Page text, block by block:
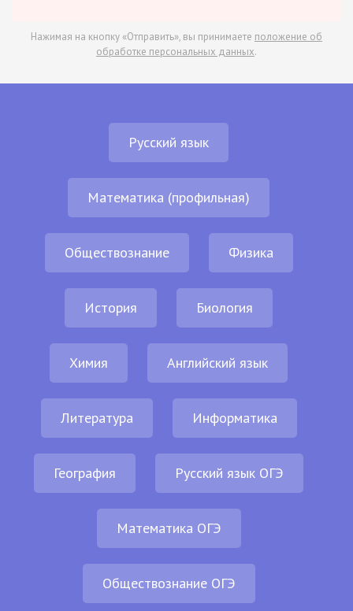
Нажимая на кнопку «Отправить», вы принимаете положение об
обработке персональных данных.
Русский язык
Математика (профильная)
Обществознание Физика
История Биология
Химия Английский язык
Литература Информатика
География Русский язык ОГЭ
Математика ОГЭ
Обществознание ОГЭ